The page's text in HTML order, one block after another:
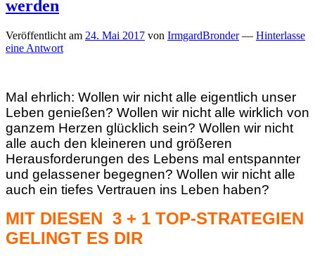
werden
Veröffentlicht am 24. Mai 2017 von IrmgardBronder — Hinterlasse
eine Antwort
Mal ehrlich: Wollen wir nicht alle eigentlich unser
Leben genießen? Wollen wir nicht alle wirklich von
ganzem Herzen glücklich sein? Wollen wir nicht
alle auch den kleineren und größeren
Herausforderungen des Lebens mal entspannter
und gelassener begegnen? Wollen wir nicht alle
auch ein tiefes Vertrauen ins Leben haben?
MIT DIESEN 3 + 1 TOP-STRATEGIEN
GELINGT ES DIR